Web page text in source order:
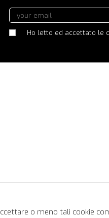
Ho letto ed accettato le
o meno tali cookie